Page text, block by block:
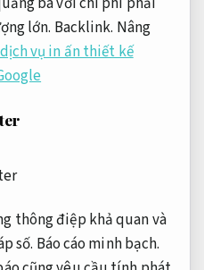
lớn. Backlink. Nâng
dịch vụ in ấn thiết kế
thông điệp khả quan và
số. Báo cáo minh bạch.